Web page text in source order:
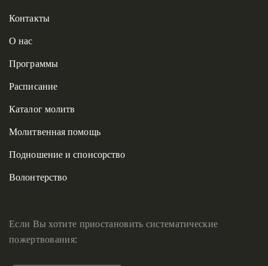
Контакты
О нас
Программы
Расписание
Каталог молитв
Молитвенная помощь
Подношение и спонсорство
Волонтерство
Если Вы хотите приостановить систематические
пожертвования: